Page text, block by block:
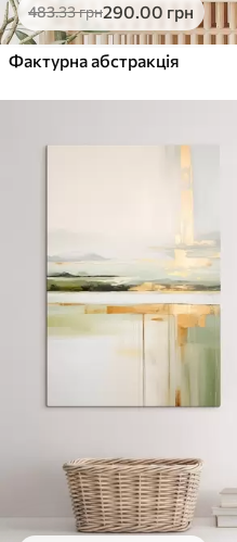
483.33грн290.00 грн
Фактурна абстракція